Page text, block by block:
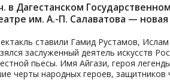
в Дагестанском
им. А.-П. Салаватова —
ставили Гамид Рустамов,
заслуженный деятель искусств
пьесы. Имя Айгази, героя
черты народных героев, защитников